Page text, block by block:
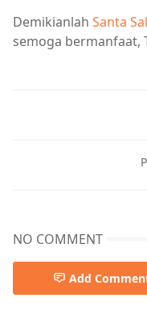
Demikianlah Santa
semoga bermanfaat,
NO COMMENT
Add